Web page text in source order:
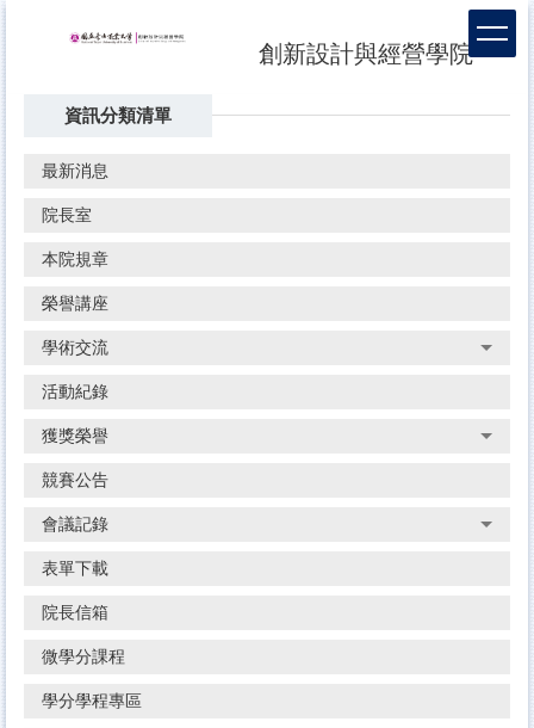
創新設計與經營學院
資訊分類清單
最新消息
院長室
本院規章
榮譽講座
學術交流
活動紀錄
獲獎榮譽
競賽公告
會議記錄
表單下載
院長信箱
微學分課程
學分學程專區